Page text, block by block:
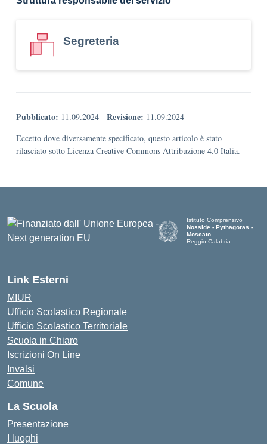
Segreteria
Pubblicato: 11.09.2024 - Revisione: 11.09.2024
Eccetto dove diversamente specificato, questo articolo è stato
rilasciato sotto Licenza Creative Commons Attribuzione 4.0 Italia.
Istituto Comprensivo
Nosside - Pythagoras -
Moscato
Reggio Calabria
Link Esterni
MIUR
Ufficio Scolastico Regionale
Ufficio Scolastico Territoriale
Scuola in Chiaro
Iscrizioni On Line
Invalsi
Comune
La Scuola
Presentazione
I luoghi